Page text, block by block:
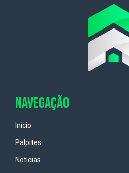
NAVEGAÇÃO
Início
Palpites
Noticias